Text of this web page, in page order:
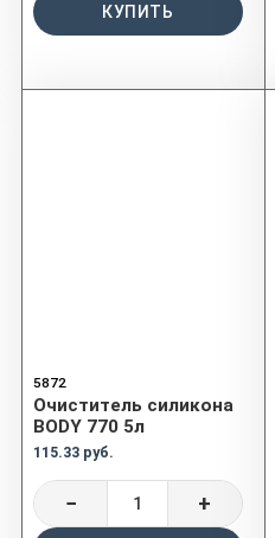
КУПИТЬ
5872
Очиститель силикона
BODY 770 5л
115.33 руб.
− +